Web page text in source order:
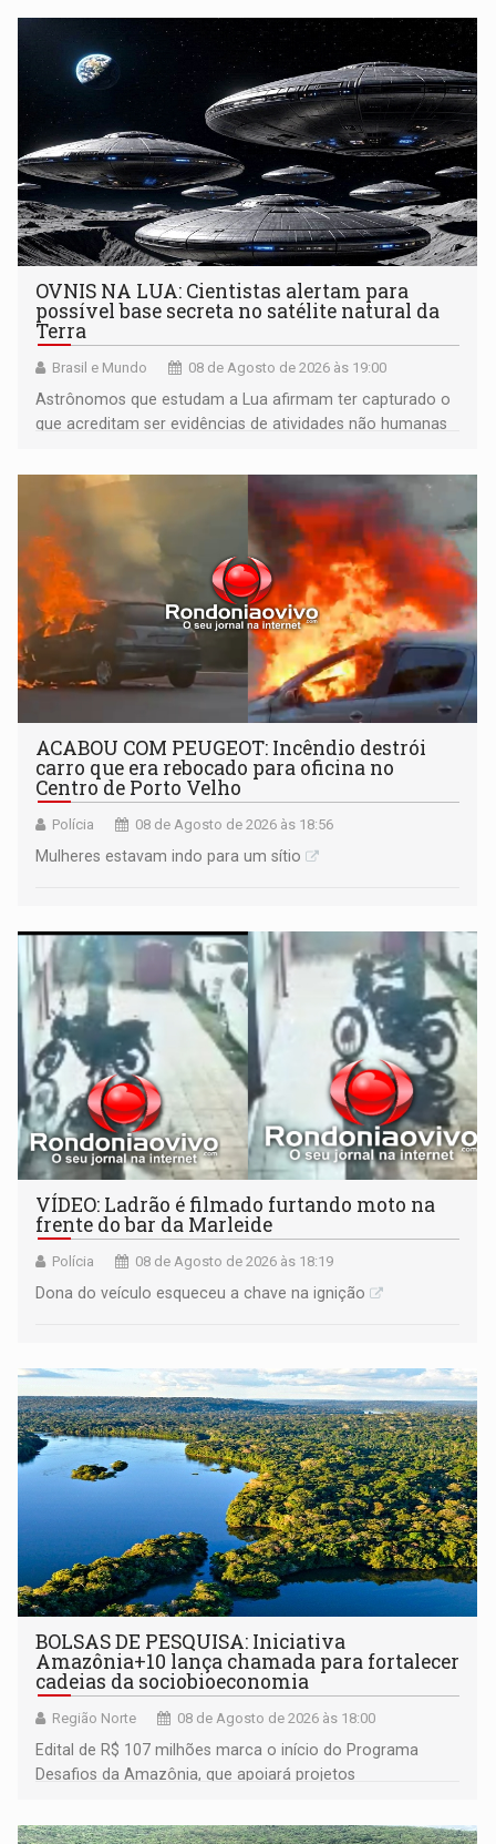
OVNIS NA LUA: Cientistas alertam para
possível base secreta no satélite natural da
Terra
Brasil e Mundo 08 de Agosto de 2026 às 19:00
Astrônomos que estudam a Lua afirmam ter capturado o
que acreditam ser evidências de atividades não humanas
órbita
ACABOU COM PEUGEOT: Incêndio destrói
carro que era rebocado para oficina no
Centro de Porto Velho
Polícia 08 de Agosto de 2026 às 18:56
Mulheres estavam indo para um sítio
VÍDEO: Ladrão é filmado furtando moto na
frente do bar da Marleide
Polícia 08 de Agosto de 2026 às 18:19
Dona do veículo esqueceu a chave na ignição
BOLSAS DE PESQUISA: Iniciativa
Amazônia+10 lança chamada para fortalecer
cadeias da sociobioeconomia
Região Norte 08 de Agosto de 2026 às 18:00
Edital de R$ 107 milhões marca o início do Programa
Desafios da Amazônia, que apoiará projetos
submissão de pré-propostas poderá ser feita até 1º de